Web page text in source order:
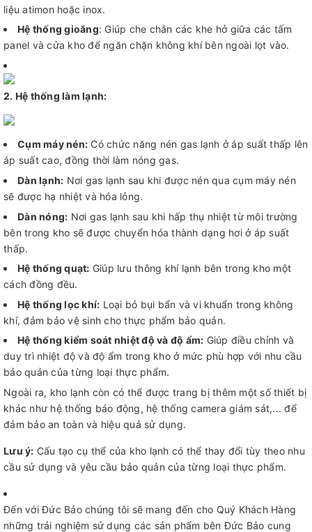
liệu atimon hoặc inox.
Hệ thống gioăng: Giúp che chắn các khe hở giữa các tấm
panel và cửa kho để ngăn chặn không khí bên ngoài lọt vào.
2. Hệ thống làm lạnh:
Cụm máy nén: Có chức năng nén gas lạnh ở áp suất thấp lên
áp suất cao, đồng thời làm nóng gas.
Dàn lạnh: Nơi gas lạnh sau khi được nén qua cụm máy nén
sẽ được hạ nhiệt và hóa lỏng.
Dàn nóng: Nơi gas lạnh sau khi hấp thụ nhiệt từ môi trường
bên trong kho sẽ được chuyển hóa thành dạng hơi ở áp suất
thấp.
Hệ thống quạt: Giúp lưu thông khí lạnh bên trong kho một
cách đồng đều.
Hệ thống lọc khí: Loại bỏ bụi bẩn và vi khuẩn trong không
khí, đảm bảo vệ sinh cho thực phẩm bảo quản.
Hệ thống kiểm soát nhiệt độ và độ ẩm: Giúp điều chỉnh và
duy trì nhiệt độ và độ ẩm trong kho ở mức phù hợp với nhu cầu
bảo quản của từng loại thực phẩm.
Ngoài ra, kho lạnh còn có thể được trang bị thêm một số thiết bị
khác như hệ thống báo động, hệ thống camera giám sát,... để
đảm bảo an toàn và hiệu quả sử dụng.
Lưu ý: Cấu tạo cụ thể của kho lạnh có thể thay đổi tùy theo nhu
cầu sử dụng và yêu cầu bảo quản của từng loại thực phẩm.
Đến với Đức Bảo chúng tôi sẽ mang đến cho Quý Khách Hàng
những trải nghiệm sử dụng các sản phẩm bên Đức Bảo cung